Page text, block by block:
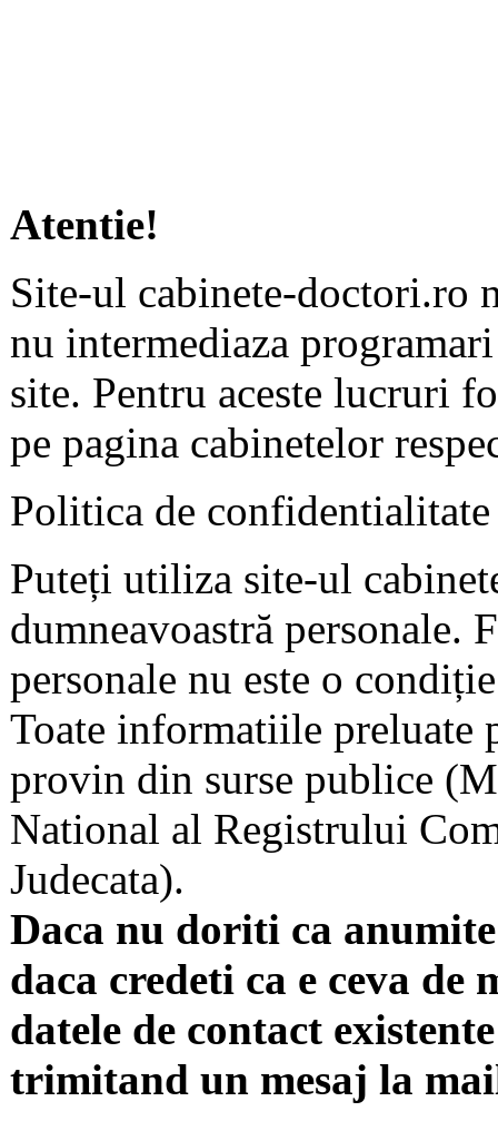
Atentie!
Site-ul cabinete-doctori.ro
nu intermediaza
site. Pentru aceste lucruri
pe pagina cabinetelor
Politica de confidentialitate
Puteți utiliza site-ul
dumneavoastră personale.
personale nu este o
Toate informatiile preluate
provin din surse publice
National al Registrului
Judecata).
Daca nu doriti ca
daca credeti ca e ceva
datele de contact
trimitand un mesaj la